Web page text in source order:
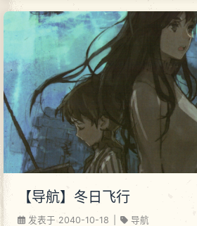
【导航】冬日飞行
发表于 2040-10-18 导航